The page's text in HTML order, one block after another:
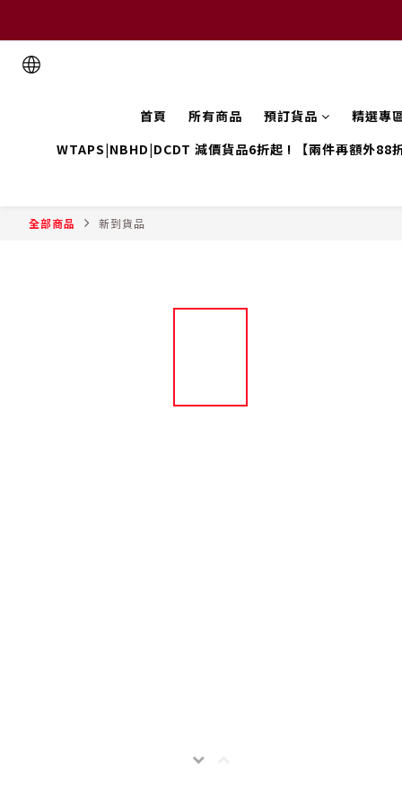
首頁 所有商品 預訂貨品
精選專
WTAPS|NBHD|DCDT 減價貨品6折起 ! 【兩件再額外88
全部商品 新到貨品